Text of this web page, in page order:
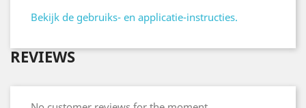
Bekijk de gebruiks- en applicatie-instructies.
REVIEWS